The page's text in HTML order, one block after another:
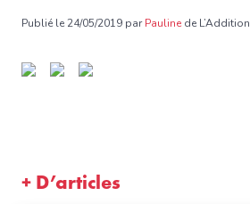
Publié le 24/05/2019 parPauline de L’Addition
+ D’articles